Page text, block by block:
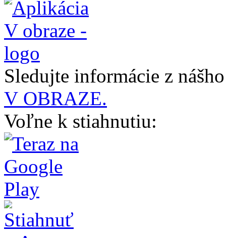
Sledujte informácie z
V OBRAZE.
Voľne k stiahnutiu: